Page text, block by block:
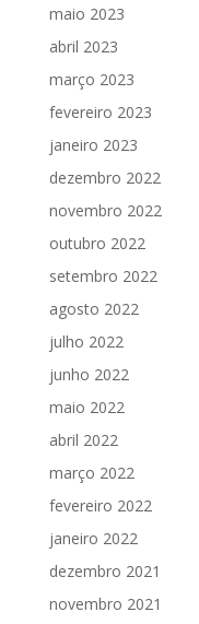
maio 2023
abril 2023
março 2023
fevereiro 2023
janeiro 2023
dezembro 2022
novembro 2022
outubro 2022
setembro 2022
agosto 2022
julho 2022
junho 2022
maio 2022
abril 2022
março 2022
fevereiro 2022
janeiro 2022
dezembro 2021
novembro 2021